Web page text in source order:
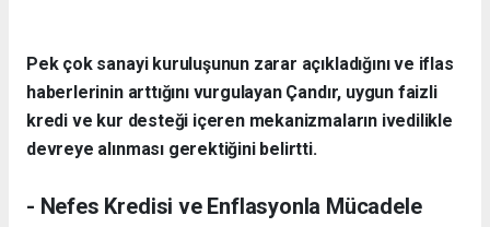
Pek çok sanayi kuruluşunun zarar açıkladığını ve iflas
haberlerinin arttığını vurgulayan Çandır, uygun faizli
kredi ve kur desteği içeren mekanizmaların ivedilikle
devreye alınması gerektiğini belirtti.
​- Nefes Kredisi ve Enflasyonla Mücadele